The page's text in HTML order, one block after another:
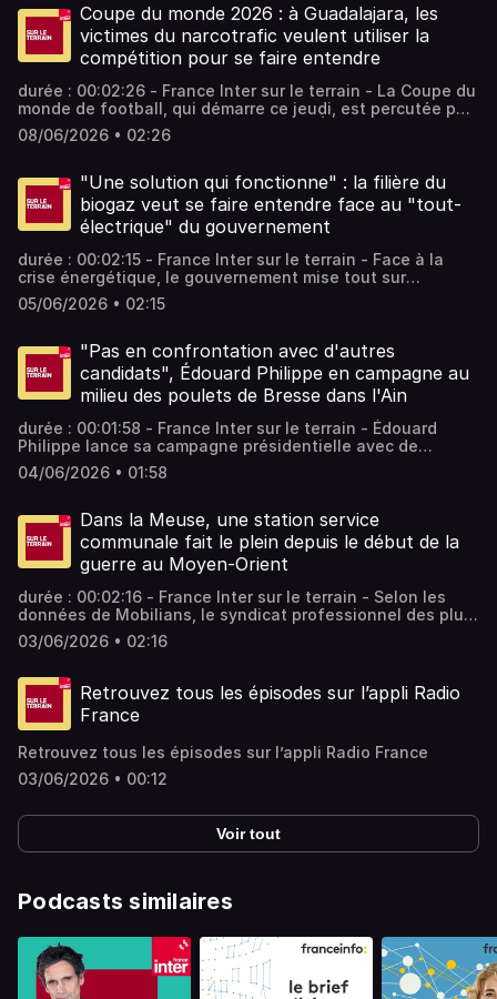
équipe : Isabelle Labeyrie Vous aimez ce podcast ? Pour
écouter tous les épisodes sans limite, rendez-vous sur
Radio France
Coupe du monde 2026 : à Guadalajara, les
victimes du narcotrafic veulent utiliser la
compétition pour se faire entendre
durée : 00:02:26 - France Inter sur le terrain - La Coupe du
monde de football, qui démarre ce jeudi, est percutée par
la réalité ultraviolente du narcotrafic. À Guadalajara, dans
l'ouest du Mexique, l'un des trois pays hôte, les proches
de l'événement pourparler de leur situation. - équipe :
Emma Sarango Vous aimez ce podcast ? Pour écouter tous
les épisodes sans limite, rendez-vous sur Radio France
08/06/2026 • 02:26
"Une solution qui fonctionne" : la filière du
biogaz veut se faire entendre face au "tout-
électrique" du gouvernement
durée : 00:02:15 - France Inter sur le terrain - Face à la
crise énergétique, le gouvernement mise tout sur
l'électrification, pour sortir des énergies fossiles et des
dépendances géopolitiques. Mais une autre filière estime
équipe : Alexis Morel Vous aimez ce podcast ? Pour
écouter tous les épisodes sans limite, rendez-vous sur
Radio France
05/06/2026 • 02:15
"Pas en confrontation avec d'autres
candidats", Édouard Philippe en campagne au
milieu des poulets de Bresse dans l'Ain
durée : 00:01:58 - France Inter sur le terrain - Édouard
Philippe lance sa campagne présidentielle avec de
premiers ralliements, des premières lignes à son
programme, un premier grand meeting le 5 juillet à Paris
était, mercredi, dans l'Ain pour une visite sur le thème de
l'agriculture. - équipe : Julien Nény Vous aimez ce
podcast ? Pour écouter tous les épisodes sans limite,
rendez-vous sur Radio France
04/06/2026 • 01:58
Dans la Meuse, une station service
communale fait le plein depuis le début de la
guerre au Moyen-Orient
durée : 00:02:16 - France Inter sur le terrain - Selon les
données de Mobilians, le syndicat professionnel des plus
petites stations services, près de la moitié d’entre elles
ont vu leurs ventes s’effondrer en avril, surtout dans les
stations communales, comme à Consenvoye (Meuse). -
équipe : Jérôme Val Vous aimez ce podcast ? Pour écouter
tous les épisodes sans limite, rendez-vous sur Radio
03/06/2026 • 02:16
Retrouvez tous les épisodes sur l’appli Radio
France
Retrouvez tous les épisodes sur l’appli Radio France
03/06/2026 • 00:12
Voir tout
Podcasts similaires